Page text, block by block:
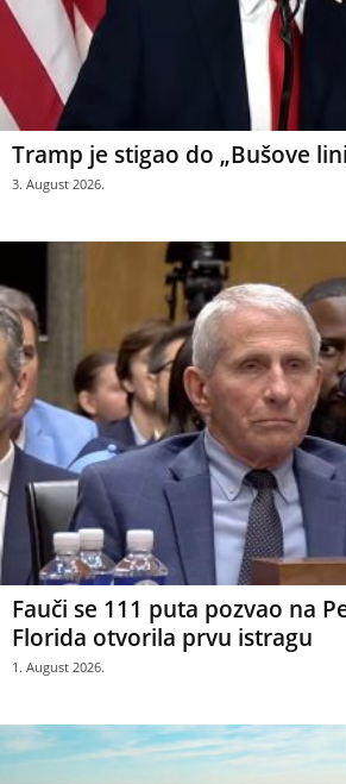
Tramp je stigao do „Bušove
3. August 2026.
Fauči se 111 puta pozvao na
Florida otvorila prvu istragu
1. August 2026.